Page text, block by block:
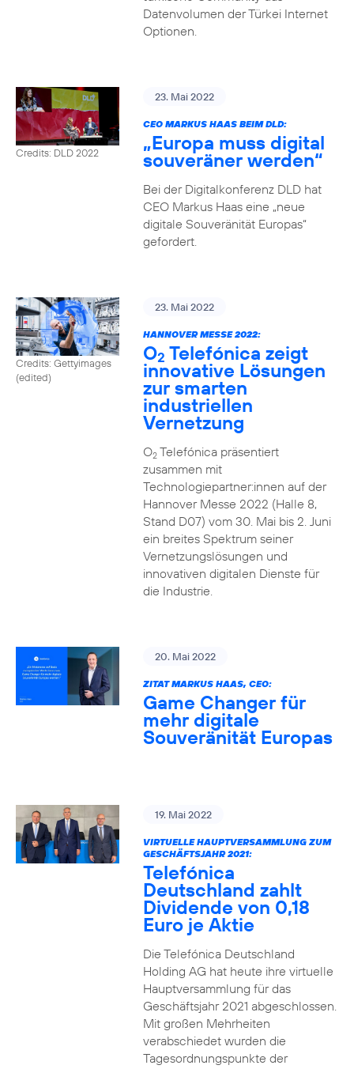
Datenvolumen der Türkei Internet
Optionen.
Credits: DLD 2022
23. Mai 2022
CEO MARKUS HAAS BEIM DLD:
„Europa muss digital
souveräner werden“
Bei der Digitalkonferenz DLD hat
CEO Markus Haas eine „neue
digitale Souveränität Europas“
gefordert.
Credits: Gettyimages
(edited)
23. Mai 2022
HANNOVER MESSE 2022:
O2 Telefónica zeigt
innovative Lösungen
zur smarten
industriellen
Vernetzung
O2Telefónica präsentiert
zusammen mit
Technologiepartner:innen auf der
Hannover Messe 2022 (Halle 8,
Stand D07) vom 30. Mai bis 2. Juni
ein breites Spektrum seiner
Vernetzungslösungen und
innovativen digitalen Dienste für
die Industrie.
20. Mai 2022
ZITAT MARKUS HAAS, CEO:
Game Changer für
mehr digitale
Souveränität Europas
19. Mai 2022
VIRTUELLE HAUPTVERSAMMLUNG ZUM
GESCHÄFTSJAHR 2021:
Telefónica
Deutschland zahlt
Dividende von 0,18
Euro je Aktie
Die Telefónica Deutschland
Holding AG hat heute ihre virtuelle
Hauptversammlung für das
Geschäftsjahr 2021 abgeschlossen.
Mit großen Mehrheiten
verabschiedet wurden die
Tagesordnungspunkte der